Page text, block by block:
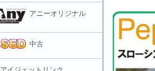
アニーオリジナル
中古